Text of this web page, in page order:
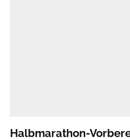
Halbmarathon-